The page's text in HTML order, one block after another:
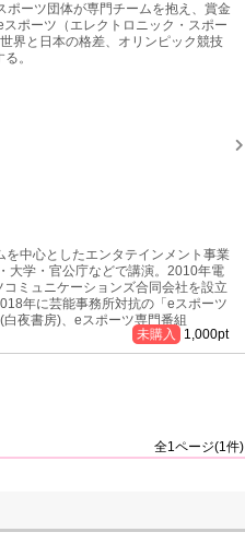
ポーツ団体が専門チームを抱え、賞金
ポーツ（エレクトロニック・スポー
界と日本の格差、オリンピック競技
。
中心としたエンタテインメント事業
大学・官公庁などで講演。2010年電
ミュニケーションズ合同会社を設立
年に芸能事務所対抗の「eスポーツ
夜書房)、eスポーツ専門番組
未購入 1,000pt
全1ページ(1件)